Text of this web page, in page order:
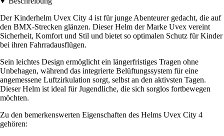
Der Kinderhelm Uvex City 4 ist für junge Abenteurer gedacht, die auf
den BMX-Strecken glänzen. Dieser Helm der Marke Uvex vereint
Sicherheit, Komfort und Stil und bietet so optimalen Schutz für Kinder
bei ihren Fahrradausflügen.
Sein leichtes Design ermöglicht ein längerfristiges Tragen ohne
Unbehagen, während das integrierte Belüftungssystem für eine
angemessene Luftzirkulation sorgt, selbst an den aktivsten Tagen.
Dieser Helm ist ideal für Jugendliche, die sich sorglos fortbewegen
möchten.
Zu den bemerkenswerten Eigenschaften des Helms Uvex City 4
gehören: